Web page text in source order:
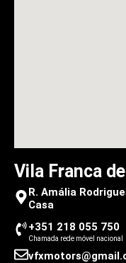
Vila Franca
R. Amália
Casa
+351 218 055 750
Chamada rede móvel nacional